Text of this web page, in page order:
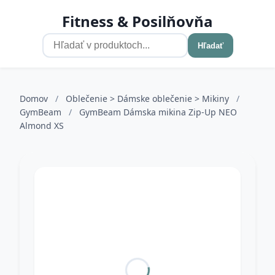
Fitness & Posilňovňa
Hľadať
Domov / Oblečenie > Dámske oblečenie > Mikiny
/
GymBeam
/
GymBeam Dámska mikina Zip-Up NEO
Almond XS